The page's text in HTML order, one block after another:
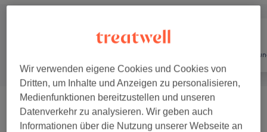
Herren - Haarschnitte & Stylings (4) ab 18 €
Wir verwenden eigene Cookies und Cookies von
Dritten, um Inhalte und Anzeigen zu personalisieren,
Medienfunktionen bereitzustellen und unseren
Datenverkehr zu analysieren. Wir geben auch
Informationen über die Nutzung unserer Webseite an